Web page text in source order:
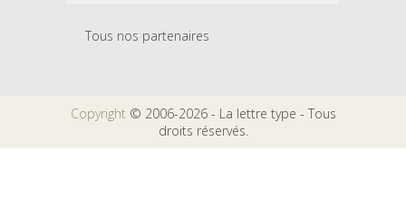
Tous nos partenaires
Copyright © 2006-2026 - La lettre type - Tous
droits réservés.